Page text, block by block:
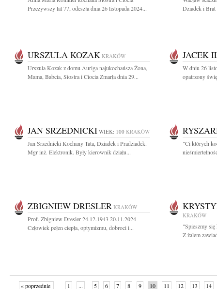
Przeżywszy lat 77, odeszła dnia 26 listopada 2024...
Dziadek i
URSZULA KOZAK KRAKÓW
Urszula Kozak z domu Auriga najukochańsza Żona,
Mama, Babcia, Siostra i Ciocia Zmarła dnia 29...
JACEK
W dniu 26
opatrzony
JAN SRZEDNICKI WIEK: 100 KRAKÓW
Jan Srzednicki Kochany Tata, Dziadek i Pradziadek.
Mgr inż. Elektronik. Były kierownik działu...
"Ci których
ZBIGNIEW DRESLER KRAKÓW
Prof. Zbigniew Dresler 24.12.1943 20.11.2024
Człowiek pełen ciepła, optymizmu, dobroci i...
KRAKÓW
"Spieszmy
Z żalem
« poprzednie 1 ... 5 6 7 8 9 10 11 12 13 14